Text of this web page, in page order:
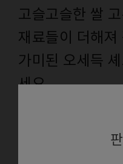
고슬고슬한 쌀
재료들이 더해
가미된 오세득
세요.